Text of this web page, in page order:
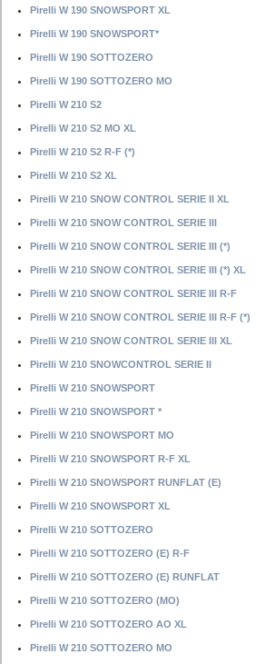
Pirelli W 190 SNOWSPORT XL
Pirelli W 190 SNOWSPORT*
Pirelli W 190 SOTTOZERO
Pirelli W 190 SOTTOZERO MO
Pirelli W 210 S2
Pirelli W 210 S2 MO XL
Pirelli W 210 S2 R-F (*)
Pirelli W 210 S2 XL
Pirelli W 210 SNOW CONTROL SERIE II XL
Pirelli W 210 SNOW CONTROL SERIE III
Pirelli W 210 SNOW CONTROL SERIE III (*)
Pirelli W 210 SNOW CONTROL SERIE III (*) XL
Pirelli W 210 SNOW CONTROL SERIE III R-F
Pirelli W 210 SNOW CONTROL SERIE III R-F (*)
Pirelli W 210 SNOW CONTROL SERIE III XL
Pirelli W 210 SNOWCONTROL SERIE II
Pirelli W 210 SNOWSPORT
Pirelli W 210 SNOWSPORT *
Pirelli W 210 SNOWSPORT MO
Pirelli W 210 SNOWSPORT R-F XL
Pirelli W 210 SNOWSPORT RUNFLAT (E)
Pirelli W 210 SNOWSPORT XL
Pirelli W 210 SOTTOZERO
Pirelli W 210 SOTTOZERO (E) R-F
Pirelli W 210 SOTTOZERO (E) RUNFLAT
Pirelli W 210 SOTTOZERO (MO)
Pirelli W 210 SOTTOZERO AO XL
Pirelli W 210 SOTTOZERO MO